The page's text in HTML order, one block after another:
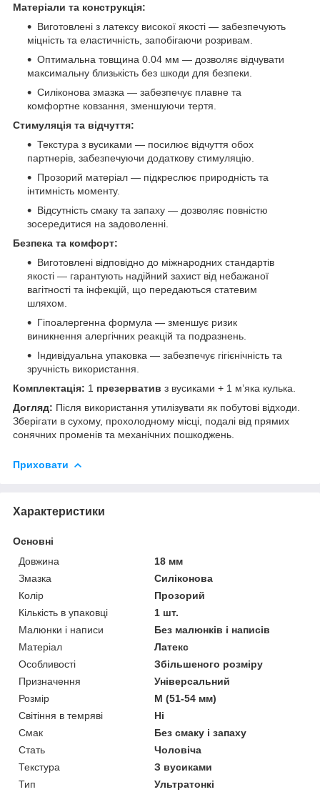
Матеріали та конструкція:
Виготовлені з латексу високої якості — забезпечують
міцність та еластичність, запобігаючи розривам.
Оптимальна товщина 0.04 мм — дозволяє відчувати
максимальну близькість без шкоди для безпеки.
Силіконова змазка — забезпечує плавне та
комфортне ковзання, зменшуючи тертя.
Стимуляція та відчуття:
Текстура з вусиками — посилює відчуття обох
партнерів, забезпечуючи додаткову стимуляцію.
Прозорий матеріал — підкреслює природність та
інтимність моменту.
Відсутність смаку та запаху — дозволяє повністю
зосередитися на задоволенні.
Безпека та комфорт:
Виготовлені відповідно до міжнародних стандартів
якості — гарантують надійний захист від небажаної
вагітності та інфекцій, що передаються статевим
шляхом.
Гіпоалергенна формула — зменшує ризик
виникнення алергічних реакцій та подразнень.
Індивідуальна упаковка — забезпечує гігієнічність та
зручність використання.
Комплектація: 1 презерватив з вусиками + 1 мʼяка кулька.
Догляд: Після використання утилізувати як побутові відходи.
Зберігати в сухому, прохолодному місці, подалі від прямих
сонячних променів та механічних пошкоджень.
Приховати
Характеристики
Основні
Довжина
18 мм
Змазка
Силіконова
Колір
Прозорий
Кількість в упаковці
1 шт.
Малюнки і написи
Без малюнків і написів
Матеріал
Латекс
Особливості
Збільшеного розміру
Призначення
Універсальний
Розмір
M (51-54 мм)
Світіння в темряві
Ні
Смак
Без смаку і запаху
Стать
Чоловіча
Текстура
З вусиками
Тип
Ультратонкі